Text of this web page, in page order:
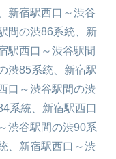
新宿駅西口～渋谷
間の渋86系統、新
駅西口～渋谷駅間
渋85系統、新宿駅
口～渋谷駅間の渋
系統、新宿駅西口
渋谷駅間の渋90系
、新宿駅西口～渋